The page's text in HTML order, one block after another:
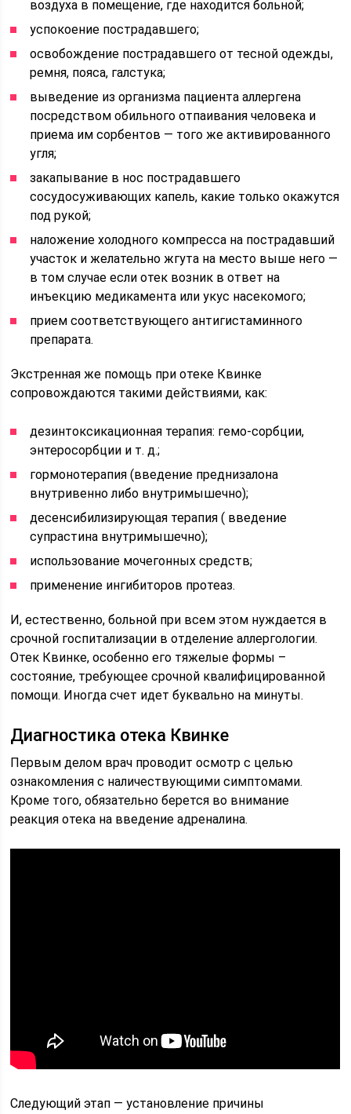
воздуха в помещение, где находится больной;
успокоение пострадавшего;
освобождение пострадавшего от тесной одежды,
ремня, пояса, галстука;
выведение из организма пациента аллергена
посредством обильного отпаивания человека и
приема им сорбентов — того же активированного
угля;
закапывание в нос пострадавшего
сосудосуживающих капель, какие только окажутся
под рукой;
наложение холодного компресса на пострадавший
участок и желательно жгута на место выше него —
в том случае если отек возник в ответ на
инъекцию медикамента или укус насекомого;
прием соответствующего антигистаминного
препарата.
Экстренная же помощь при отеке Квинке
сопровождаются такими действиями, как:
дезинтоксикационная терапия: гемо-сорбции,
энтеросорбции и т. д.;
гормонотерапия (введение преднизалона
внутривенно либо внутримышечно);
десенсибилизирующая терапия ( введение
супрастина внутримышечно);
использование мочегонных средств;
применение ингибиторов протеаз.
И, естественно, больной при всем этом нуждается в
срочной госпитализации в отделение аллергологии.
Отек Квинке, особенно его тяжелые формы –
состояние, требующее срочной квалифицированной
помощи. Иногда счет идет буквально на минуты.
Диагностика отека Квинке
Первым делом врач проводит осмотр с целью
ознакомления с наличествующими симптомами.
Кроме того, обязательно берется во внимание
реакция отека на введение адреналина.
Следующий этап — установление причины